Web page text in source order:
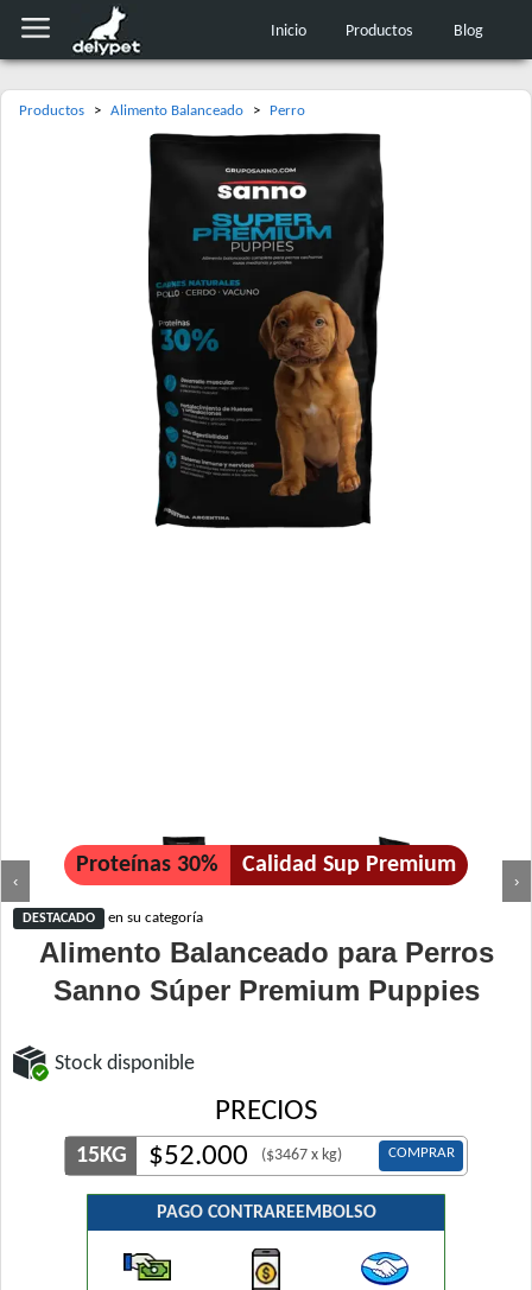
Inicio Productos Blog
Productos > Alimento Balanceado > Perro
‹ ›
Proteínas 30% Calidad Sup Premium
DESTACADO en su categoría
Alimento Balanceado para Perros
Sanno Súper Premium Puppies
Stock disponible
PRECIOS
15KG $52.000 ($3467 x kg) COMPRAR
PAGO CONTRAREEMBOLSO